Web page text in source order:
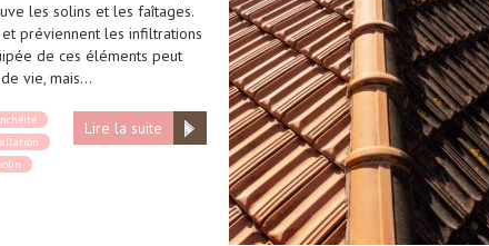
les solins et les faîtages.
et préviennent les infiltrations
de ces éléments peut
vie, mais…
Lire la suite
solin